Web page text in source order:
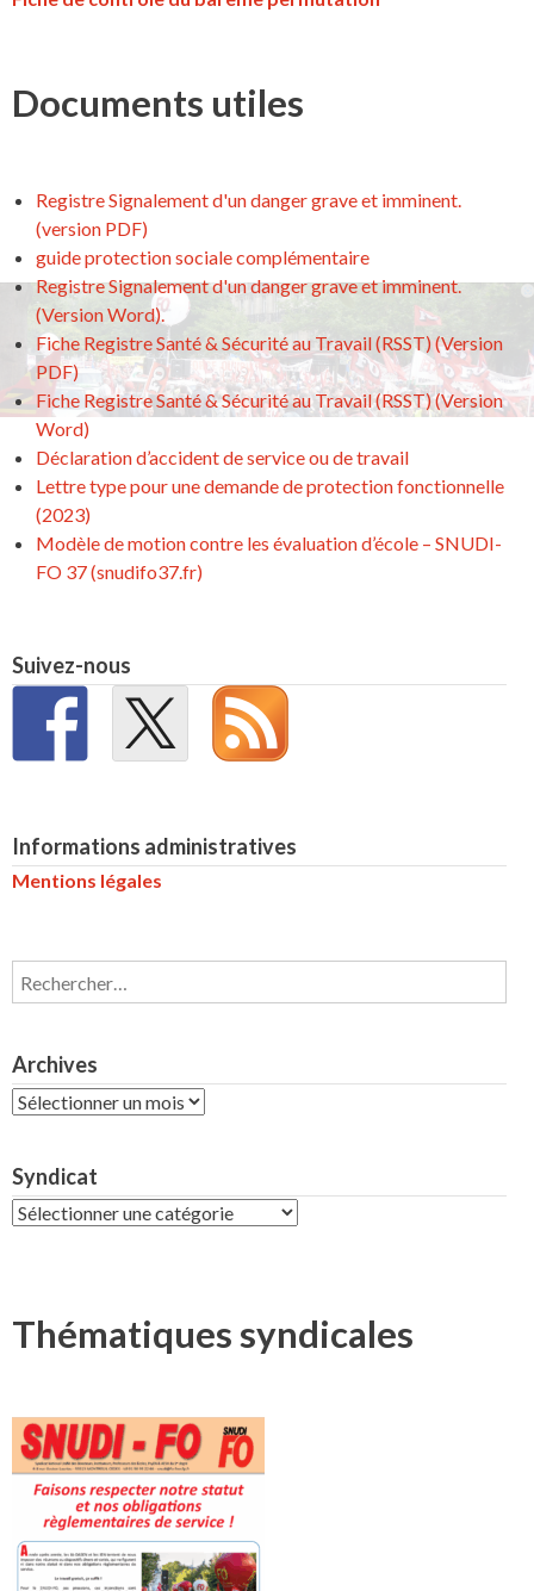
Documents utiles
Registre Signalement d'un danger grave et imminent.
(version PDF)
guide protection sociale complémentaire
Registre Signalement d'un danger grave et imminent.
(Version Word).
Fiche Registre Santé & Sécurité au Travail (RSST) (Version
PDF)
Fiche Registre Santé & Sécurité au Travail (RSST) (Version
Word)
Déclaration d’accident de service ou de travail
Lettre type pour une demande de protection fonctionnelle
(2023)
Modèle de motion contre les évaluation d’école – SNUDI-
FO 37 (snudifo37.fr)
Suivez-nous
Informations administratives
Mentions légales
Rechercher :
Archives
Archives
Syndicat
Syndicat
Thématiques syndicales